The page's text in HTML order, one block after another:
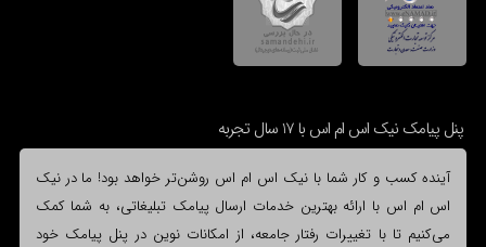
پنل پیامک نیک اس ام اس با 17 سال تجربه
آینده کسب و کار شما با نیک اس ام اس روشن‌تر خواهد بود! ما در نیک
اس ام اس با ارائه بهترین خدمات ارسال پیامک تبلیغاتی، به شما کمک
می‌کنیم تا با تغییرات رفتار جامعه، از امکانات نوین در پنل پیامک خود